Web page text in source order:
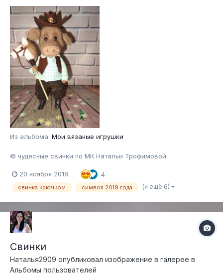
Из альбома: Мои вязаные игрушки
© чудесные свинки по МК Натальи Трофимовой
20 ноября 2018 4
свинка крючком символ 2019 года (и ещё 6)
Свинки
Наталья2909 опубликовал изображение в галерее в
Альбомы пользователей